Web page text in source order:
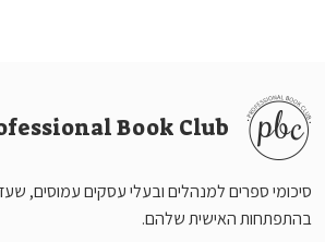
Book Club
סיכומי ספרים למנהלים ובעלי עסקים עמוסים,
בהתפתחות האישית שלהם.